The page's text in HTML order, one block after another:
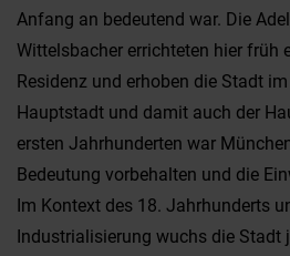
Anfang an bedeutend war. Die
Wittelsbacher errichteten hier früh
Residenz und erhoben die Stadt
Hauptstadt und damit auch der
ersten Jahrhunderten war
Bedeutung vorbehalten und die
Im Kontext des 18. Jahrhunderts
Industrialisierung wuchs die Stadt